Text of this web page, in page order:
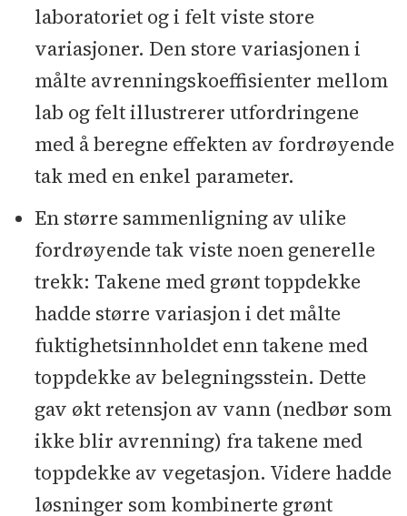
laboratoriet og i felt viste store
variasjoner. Den store variasjonen i
målte avrenningskoeffisienter mellom
lab og felt illustrerer utfordringene
med å beregne effekten av fordrøyende
tak med en enkel parameter.
En større sammenligning av ulike
fordrøyende tak viste noen generelle
trekk: Takene med grønt toppdekke
hadde større variasjon i det målte
fuktighetsinnholdet enn takene med
toppdekke av belegningsstein. Dette
gav økt retensjon av vann (nedbør som
ikke blir avrenning) fra takene med
toppdekke av vegetasjon. Videre hadde
løsninger som kombinerte grønt